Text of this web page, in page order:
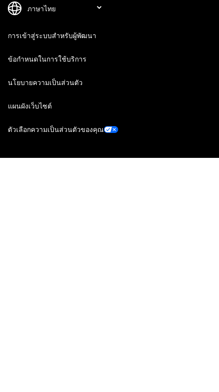
การเข้าสู่ระบบสำหรับผู้พัฒนา
ข้อกำหนดในการใช้บริการ
นโยบายความเป็นส่วนตัว
แผนผังเว็บไซต์
ตัวเลือกความเป็นส่วนตัวของคุณ